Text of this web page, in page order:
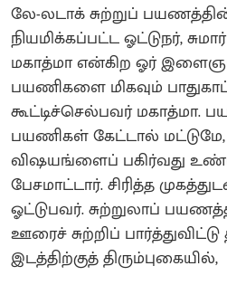
லே-லடாக் சுற்றுப்
நியமிக்கப்பட்ட ஓட்டுநர்,
மகாத்மா என்கிற ஓர்
பயணிகளை மிகவும்
கூட்டிச்செல்பவர் மகாத்மா.
பயணிகள் கேட்டால் மட்டுமே,
விஷயங்ளைப் பகிர்வது
பேசமாட்டார். சிரித்த
ஓட்டுபவர். சுற்றுலாப்
ஊரைச் சுற்றிப் பார்த்துவிட்டு
இடத்திற்குத் திரும்புகையில்,